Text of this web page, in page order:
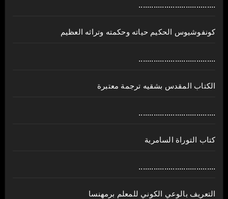
....................................
كونفوشيوس الحكيم حياته وحكمته وتراثه العظيم
....................................
الكتاب المقدس بشقيه ترجمة معتبرة
....................................
كتاب التوراة السامرية
....................................
ﺍﻟﺘﻌﺮﻳﻒ ﺑﺎﻟﻮﻋﻲ ﺍﻟﻜﻮﻧﻲ للمعلم برمهنسا